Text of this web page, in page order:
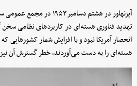
آیزنهاور در هشتم دسامبر
تهدید فناوری هسته‌ای در کاربردهای نظامی
انحصار آمریکا نبود و با افزایش شمار کشورهایی
هسته‌ای را به دست می‌آوردند، خطر گسترش آن